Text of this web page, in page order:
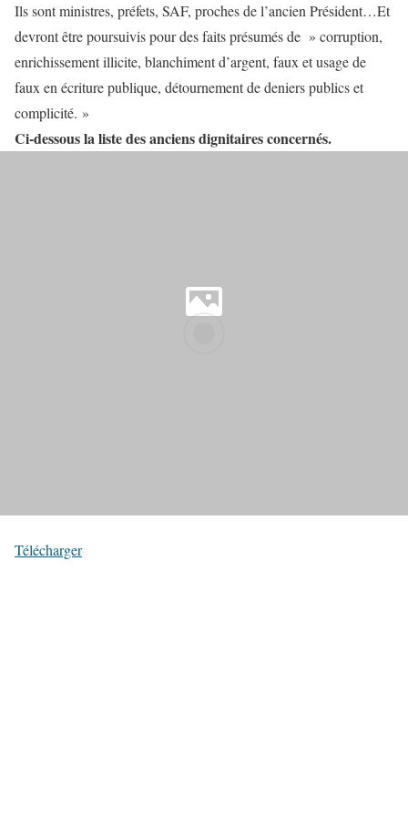
Ils sont ministres, préfets, SAF, proches de l’ancien Président…Et
devront être poursuivis pour des faits présumés de » corruption,
enrichissement illicite, blanchiment d’argent, faux et usage de
faux en écriture publique, détournement de deniers publics et
complicité. »
Ci-dessous la liste des anciens dignitaires concernés.
Télécharger